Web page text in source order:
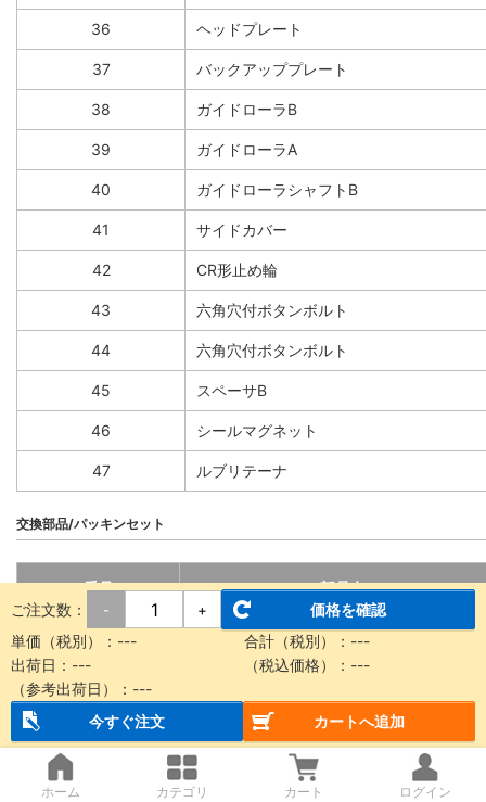
36 ヘッドプレート
37 バックアッププレート
38 ガイドローラB
39 ガイドローラA
40 ガイドローラシャフトB
41 サイドカバー
42 CR形止め輪
43 六角穴付ボタンボルト
44 六角穴付ボタンボルト
45 スペーサB
46 シールマグネット
47 ルブリテーナ
交換部品/パッキンセット
番号 部品名
14 シールベルト
15 ダストシールバンド
27 サイドスクレーパ
Oリング
ご注文数： - +
価格を確認
単価（税別）： --- 合計（税別）： ---
出荷日： --- （税込価格）： ---
（参考出荷日）： ---
今すぐ注文
カートへ追加
ホーム カテゴリ カート ログイン